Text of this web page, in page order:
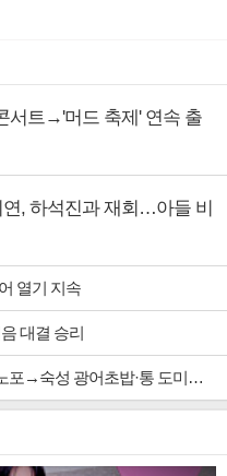
서트→'머드 축제' 연속 출
연, 하석진과 재회…아들 비
열기 지속
대결 승리
광어초밥·통 도미찜 맛집 탐방